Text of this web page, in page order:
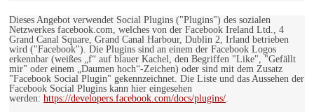
Dieses Angebot verwendet Social Plugins ("Plugins") des sozialen
Netzwerkes facebook.com, welches von der Facebook Ireland Ltd., 4
Grand Canal Square, Grand Canal Harbour, Dublin 2, Irland betrieben
wird ("Facebook"). Die Plugins sind an einem der Facebook Logos
erkennbar (weißes „f“ auf blauer Kachel, den Begriffen "Like", "Gefällt
mir" oder einem „Daumen hoch“-Zeichen) oder sind mit dem Zusatz
"Facebook Social Plugin" gekennzeichnet. Die Liste und das Aussehen der
Facebook Social Plugins kann hier eingesehen
werden: https://developers.facebook.com/docs/plugins/.